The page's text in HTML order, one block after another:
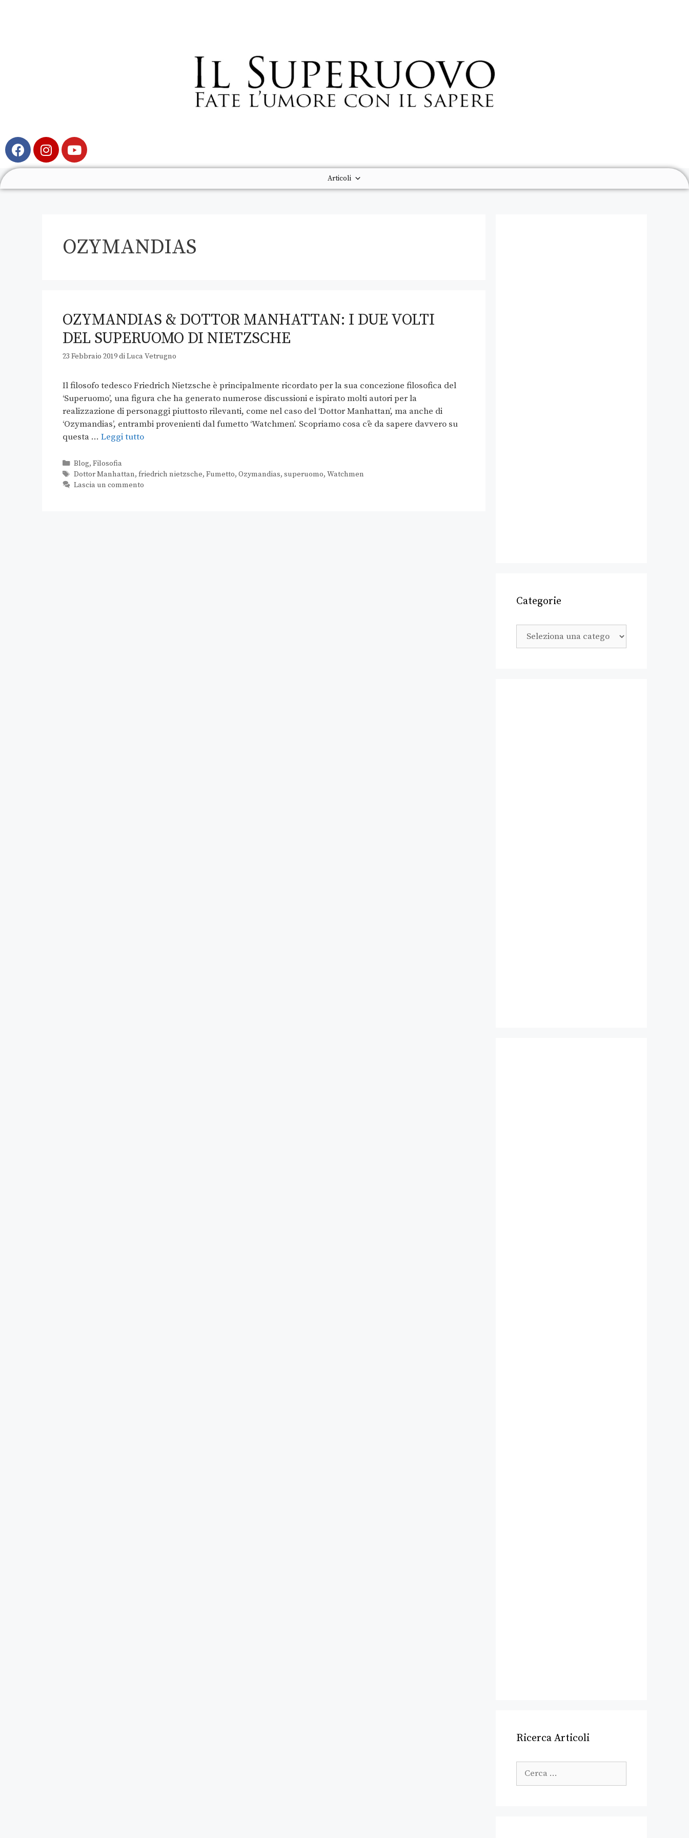
Articoli
OZYMANDIAS
OZYMANDIAS & DOTTOR MANHATTAN: I DUE VOLTI
DEL SUPERUOMO DI NIETZSCHE
23 Febbraio 2019diLuca Vetrugno
Il filosofo tedesco Friedrich Nietzsche è principalmente ricordato per la sua concezione filosofica del
‘Superuomo’, una figura che ha generato numerose discussioni e ispirato molti autori per la
realizzazione di personaggi piuttosto rilevanti, come nel caso del ‘Dottor Manhattan’, ma anche di
‘Ozymandias’, entrambi provenienti dal fumetto ‘Watchmen’. Scopriamo cosa c’è da sapere davvero su
questa … Leggi tutto
Blog, Filosofia
Dottor Manhattan, friedrich nietzsche, Fumetto, Ozymandias, superuomo, Watchmen
Lascia un commento
Categorie
Ricerca Articoli